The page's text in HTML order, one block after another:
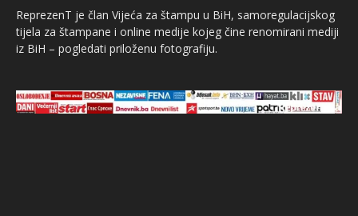
ReprezenT je član Vijeća za štampu u BiH, samoregulacijskog
tijela za štampane i online medije kojeg čine renomirani mediji
iz BiH – pogledati priloženu fotografiju.